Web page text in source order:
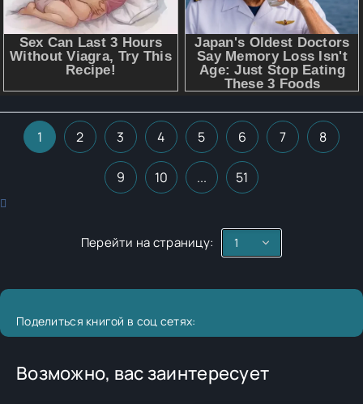
1 2 3 4 5 6 7 8
9 10 ... 51
Перейти на страницу:
Поделиться книгой в соц сетях:
Возможно, вас заинтересует